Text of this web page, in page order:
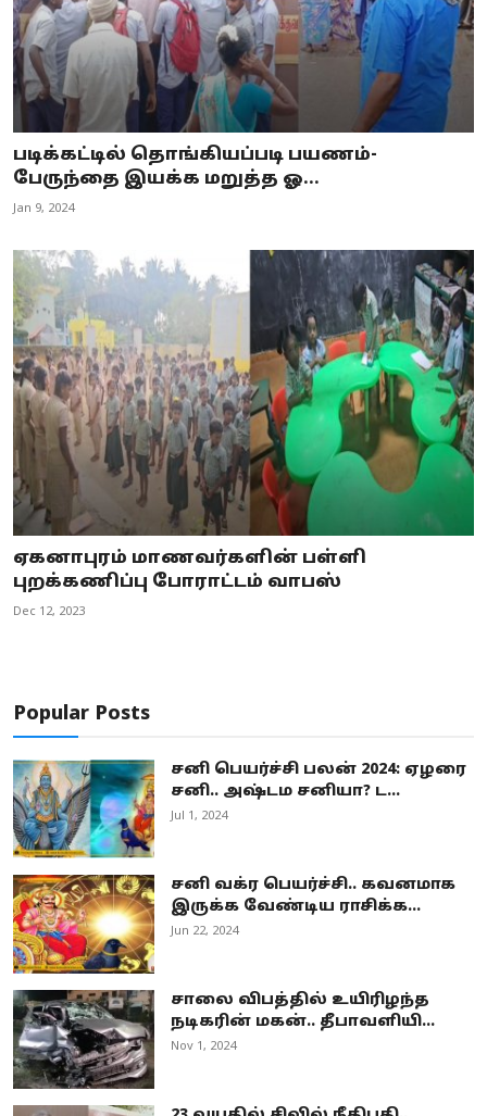
படிக்கட்டில் தொங்கியப்படி பயணம்-
பேருந்தை இயக்க மறுத்த ஓ...
Jan 9, 2024
ஏகனாபுரம் மாணவர்களின் பள்ளி
புறக்கணிப்பு போராட்டம் வாபஸ்
Dec 12, 2023
Popular Posts
சனி பெயர்ச்சி பலன் 2024: ஏழரை
சனி.. அஷ்டம சனியா? ட...
Jul 1, 2024
சனி வக்ர பெயர்ச்சி.. கவனமாக
இருக்க வேண்டிய ராசிக்க...
Jun 22, 2024
சாலை விபத்தில் உயிரிழந்த
நடிகரின் மகன்.. தீபாவளியி...
Nov 1, 2024